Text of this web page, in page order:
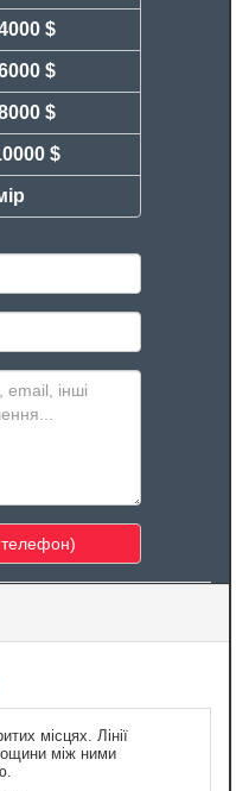
$
$
$
$
місцях. Лінії
між ними